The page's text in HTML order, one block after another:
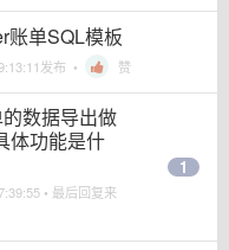
账单SQL模板
发布 • 赞
数据导出做
体功能是什
• 最后回复来
1